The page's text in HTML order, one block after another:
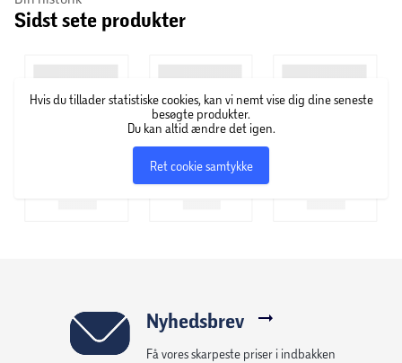
dig at holde styr på processen. Du starter det rigtige sted
og justerer vandet i den korrekte rækkefølge – uden at
springe vigtige trin over.
På hvert produkt findes en QR kode, som viser en trin-for-
trin videoguide til brug af det specifikke produkt. Det
minimerer fejl, sparer tid og gør vandplejen overskuelig.
Sidst sete produkter
Hvis du tillader statistiske cookies, kan vi nemt vise dig dine seneste
besøgte produkter.
Du kan altid ændre det igen.
Ret cookie samtykke
Nyhedsbrev
Få vores skarpeste priser i indbakken